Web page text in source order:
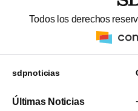
Todos los derechos
sdpnoticias
Últimas Noticias